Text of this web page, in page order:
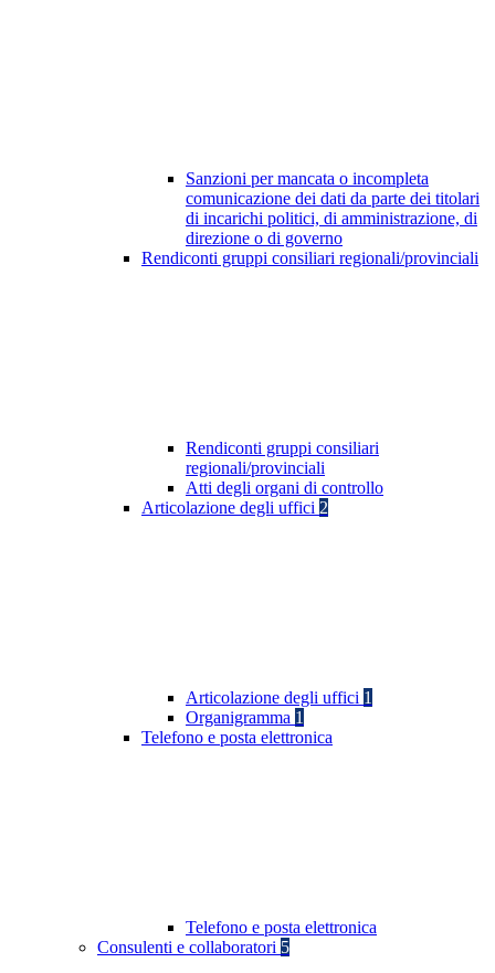
Sanzioni per mancata o incompleta
comunicazione dei dati da parte dei titolari
di incarichi politici, di amministrazione, di
direzione o di governo
Rendiconti gruppi consiliari regionali/provinciali
Rendiconti gruppi consiliari
regionali/provinciali
Atti degli organi di controllo
Articolazione degli uffici 2
Articolazione degli uffici 1
Organigramma 1
Telefono e posta elettronica
Telefono e posta elettronica
Consulenti e collaboratori 5